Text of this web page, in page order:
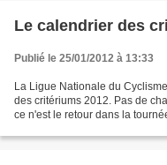
Le calendrier des
Publié le 25/01/2012 à 13:33
La Ligue Nationale du
des critériums 2012. Pas de
ce n'est le retour dans la